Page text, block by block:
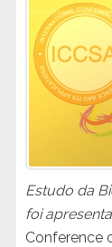
Estudo da
foi
Conference